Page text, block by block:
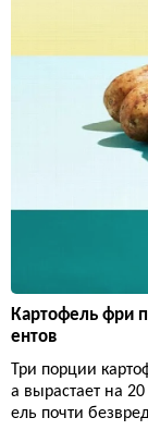
Картофель фри
ентов
Три порции
а вырастает на
ель почти